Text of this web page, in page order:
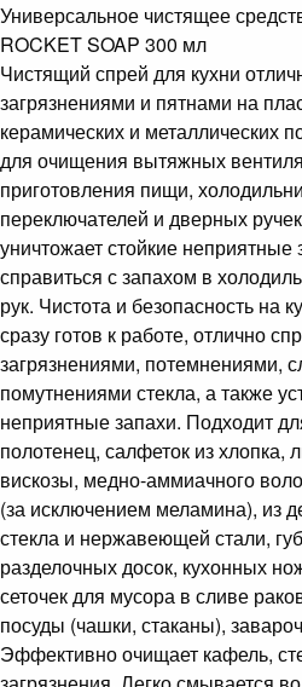
Универсальное чистящее
ROCKET SOAP 300 мл
Чистящий спрей для кухни
загрязнениями и пятнами на
керамических и металлических
для очищения вытяжных
приготовления пищи,
переключателей и дверных
уничтожает стойкие неприятные
справиться с запахом в
рук. Чистота и безопасность на
сразу готов к работе, отлично
загрязнениями, потемнениями,
помутнениями стекла, а также
неприятные запахи. Подходит
полотенец, салфеток из хлопка,
вискозы, медно-аммиачного
(за исключением меламина), из
стекла и нержавеющей стали,
разделочных досок, кухонных
сеточек для мусора в сливе
посуды (чашки, стаканы),
Эффективно очищает кафель,